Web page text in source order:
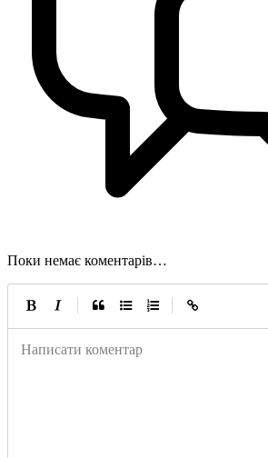
Поки немає коментарів…
Написати коментар